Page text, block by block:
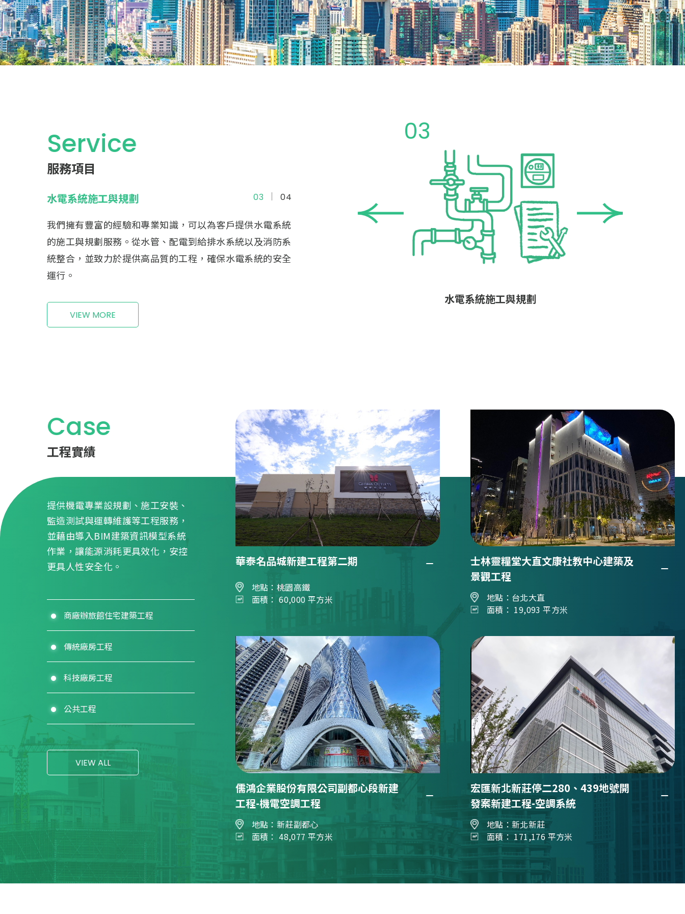
Service
服務項目
04
空調系統施工與規劃
01
飛機維護設備施工與規劃
02
數據中心及弱電系統施工與規劃
03
水電系統施工與規劃
04
空調系統施工與規劃
4 4
空調系統施工與規劃
我們擁有豐富的空調系統施工和規劃經驗，能夠根據客戶的
需求和場地條件，制定最佳的空調系統解決方案。我們確保
安裝符合相關的法規標準，提供舒適和節能的空調系統。
Case
工程實績
提供機電專業設規劃、施工安裝、
監造測試與運轉維護等工程服務，
並藉由導入BIM建築資訊模型系統
作業，讓能源消耗更具效化，安控
更具人性安全化。
商廠辦旅館住宅建築工程
傳統廠房工程
科技廠房工程
公共工程
VIEW ALL
華泰名品城新建工程第二期
地點：桃園高鐵
面積： 60,000 平方米
士林靈糧堂大直文康社教中心建築及
景觀工程
地點：台北大直
面積： 19,093 平方米
儒鴻企業股份有限公司副都心段新建
工程-機電空調工程
地點：新莊副都心
面積： 48,077 平方米
宏匯新北新莊停二280、439地號開
發案新建工程-空調系統
地點：新北新莊
面積： 171,176 平方米